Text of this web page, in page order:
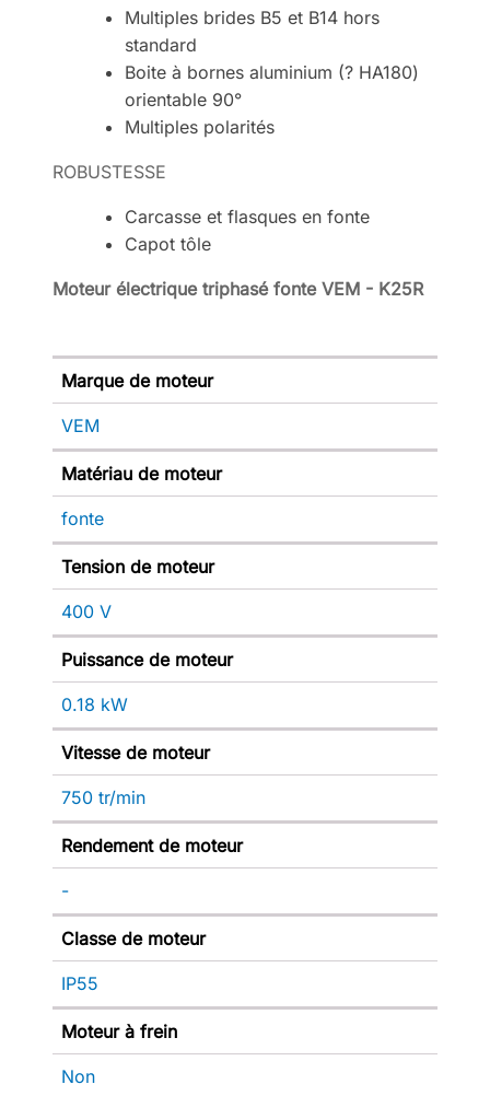
Multiples brides B5 et B14 hors
standard
Boite à bornes aluminium (? HA180)
orientable 90°
Multiples polarités
ROBUSTESSE
Carcasse et flasques en fonte
Capot tôle
Moteur électrique triphasé fonte VEM - K25R
Marque de moteur
VEM
Matériau de moteur
fonte
Tension de moteur
400 V
Puissance de moteur
0.18 kW
Vitesse de moteur
750 tr/min
Rendement de moteur
-
Classe de moteur
IP55
Moteur à frein
Non